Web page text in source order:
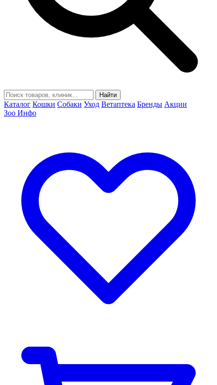
Найти
Каталог Кошки Собаки Уход Ветаптека Бренды Акции
Зоо Инфо